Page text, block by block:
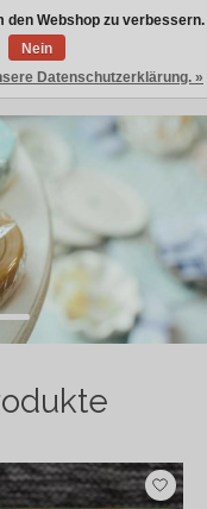
Wunschzettel
Ihr
den Webshop zu verbessern.
Nein
Datenschutzerklärung. »